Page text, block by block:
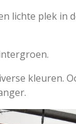
lichte plek in
kleuren.